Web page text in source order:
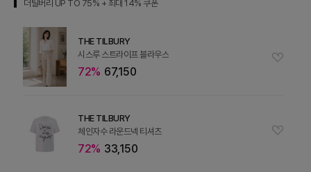
더틸버리 UP TO 75% + 최대 14% 쿠폰
THE TILBURY
시스루 스트라이프 블라우스
72% 67,150
THE TILBURY
체인자수 라운드넥 티셔츠
72% 33,150